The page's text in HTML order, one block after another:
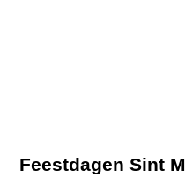
Feestdagen Sint